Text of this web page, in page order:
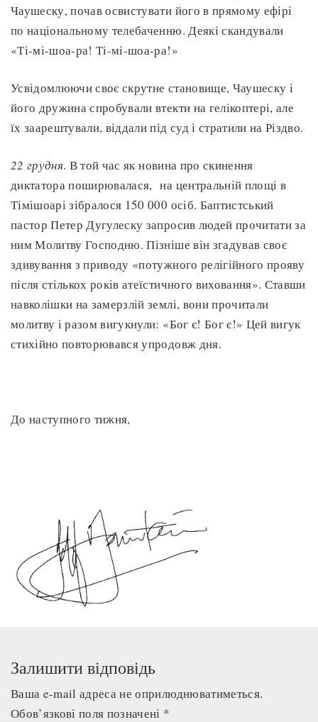
Чаушеску, почав освистувати його в прямому ефірі
по національному телебаченню. Деякі скандували
«Ті-мі-шоа-ра! Ті-мі-шоа-ра!»
Усвідомлюючи своє скрутне становище, Чаушеску і
його дружина спробували втекти на гелікоптері, але
їх заарештували, віддали під суд і стратили на Різдво.
22 грудня. В той час як новина про скинення
диктатора поширювалася, на центральній площі в
Тімішоарі зібралося 150 000 осіб. Баптистський
пастор Петер Дугулеску запросив людей прочитати за
ним Молитву Господню. Пізніше він згадував своє
здивування з приводу «потужного релігійного прояву
після стількох років атеїстичного виховання». Ставши
навколішки на замерзлій землі, вони прочитали
молитву і разом вигукнули: «Бог є! Бог є!» Цей вигук
стихійно повторювався упродовж дня.
До наступного тижня,
Залишити відповідь
Ваша e-mail адреса не оприлюднюватиметься.
Обов’язкові поля позначені *